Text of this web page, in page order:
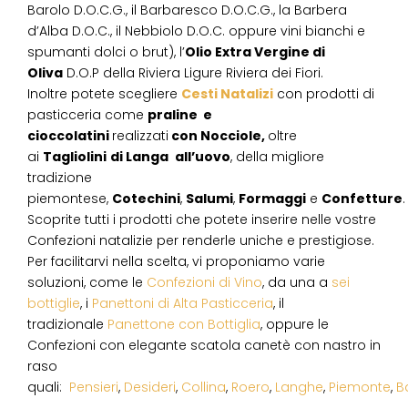
Barolo D.O.C.G., il Barbaresco D.O.C.G., la Barbera
d’Alba D.O.C., il Nebbiolo D.O.C. oppure vini bianchi e
spumanti dolci o brut), l’Olio Extra Vergine di
Oliva D.O.P della Riviera Ligure Riviera dei Fiori.
Inoltre potete scegliere Cesti Natalizi con prodotti di
pasticceria come praline e
cioccolatini realizzati con Nocciole, oltre
ai Tagliolini di Langa all’uovo, della migliore
tradizione
piemontese, Cotechini, Salumi, Formaggi e Confetture.
Scoprite tutti i prodotti che potete inserire nelle vostre
Confezioni natalizie per renderle uniche e prestigiose.
Per facilitarvi nella scelta, vi proponiamo varie
soluzioni, come le Confezioni di Vino, da una a sei
bottiglie, i Panettoni di Alta Pasticceria, il
tradizionale Panettone con Bottiglia, oppure le
Confezioni con elegante scatola canetè con nastro in
raso
quali: Pensieri, Desideri, Collina, Roero, Langhe, Piemonte,